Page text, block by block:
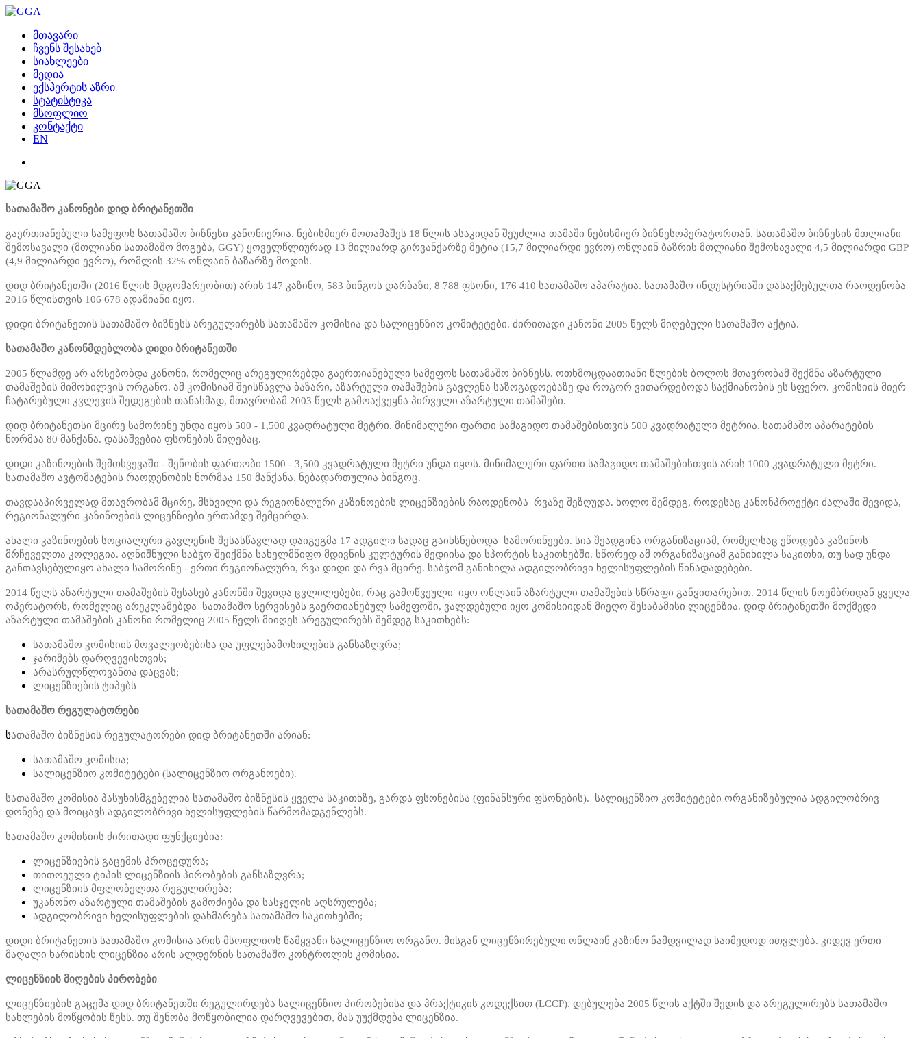
მთავარი
ჩვენს შესახებ
სიახლეები
მედია
ექსპერტის აზრი
სტატისტიკა
მსოფლიო
კონტაქტი
EN
სათამაშო კანონები დიდ ბრიტანეთში
გაერთიანებული სამეფოს სათამაშო ბიზნესი კანონიერია. ნებისმიერ მოთამაშეს 18 წლის ასაკიდან შეუძლია თამაში ნებისმიერ ბიზნესოპერატორთან. სათამაშო ბიზნესის მთლიანი
შემოსავალი (მთლიანი სათამაშო მოგება, GGY) ყოველწლიურად 13 მილიარდ გირვანქარზე მეტია (15,7 მილიარდი ევრო) ონლაინ ბაზრის მთლიანი შემოსავალი 4,5 მილიარდი GBP
(4,9 მილიარდი ევრო), რომლის 32% ონლაინ ბაზარზე მოდის.
დიდ ბრიტანეთში (2016 წლის მდგომარეობით) არის 147 კაზინო, 583 ბინგოს დარბაზი, 8 788 ფსონი, 176 410 სათამაშო აპარატია. სათამაშო ინდუსტრიაში დასაქმებულთა რაოდენობა
2016 წლისთვის 106 678 ადამიანი იყო.
დიდი ბრიტანეთის სათამაშო ბიზნესს არეგულირებს სათამაშო კომისია და სალიცენზიო კომიტეტები. ძირითადი კანონი 2005 წელს მიღებული სათამაშო აქტია.
სათამაშო კანონმდებლობა დიდი ბრიტანეთში
2005 წლამდე არ არსებობდა კანონი, რომელიც არეგულირებდა გაერთიანებული სამეფოს სათამაშო ბიზნესს. ოთხმოცდაათიანი წლების ბოლოს მთავრობამ შექმნა აზარტული
თამაშების მიმოხილვის ორგანო. ამ კომისიამ შეისწავლა ბაზარი, აზარტული თამაშების გავლენა საზოგადოებაზე და როგორ ვითარდებოდა საქმიანობის ეს სფერო. კომისიის მიერ
ჩატარებული კვლევის შედეგების თანახმად, მთავრობამ 2003 წელს გამოაქვეყნა პირველი აზარტული თამაშები.
დიდ ბრიტანეთსი მცირე სამორინე უნდა იყოს 500 - 1,500 კვადრატული მეტრი. მინიმალური ფართი სამაგიდო თამაშებისთვის 500 კვადრატული მეტრია. სათამაშო აპარატების
ნორმაა 80 მანქანა. დასაშვებია ფსონების მიღებაც.
დიდი კაზინოების შემთხვევაში - შენობის ფართობი 1500 - 3,500 კვადრატული მეტრი უნდა იყოს. მინიმალური ფართი სამაგიდო თამაშებისთვის არის 1000 კვადრატული მეტრი.
სათამაშო ავტომატების რაოდენობის ნორმაა 150 მანქანა. ნებადართულია ბინგოც.
თავდააპირველად მთავრობამ მცირე, მსხვილი და რეგიონალური კაზინოების ლიცენზიების რაოდენობა რვაზე შეზღუდა. ხოლო შემდეგ, როდესაც კანონპროექტი ძალაში შევიდა,
რეგიონალური კაზინოების ლიცენზიები ერთამდე შემცირდა.
ახალი კაზინოების სოციალური გავლენის შესასწავლად დაიგეგმა 17 ადგილი სადაც გაიხსნებოდა სამორინეები. სია შეადგინა ორგანიზაციამ, რომელსაც ეწოდება კაზინოს
მრჩეველთა კოლეგია. აღნიშნული საბჭო შეიქმნა სახელმწიფო მდივნის კულტურის მედიისა და სპორტის საკითხებში. სწორედ ამ ორგანიზაციამ განიხილა საკითხი, თუ სად უნდა
განთავსებულიყო ახალი სამორინე - ერთი რეგიონალური, რვა დიდი და რვა მცირე. საბჭომ განიხილა ადგილობრივი ხელისუფლების წინადადებები.
2014 წელს აზარტული თამაშების შესახებ კანონში შევიდა ცვლილებები, რაც გამოწვეული იყო ონლაინ აზარტული თამაშების სწრაფი განვითარებით. 2014 წლის ნოემბრიდან ყველა
ოპერატორს, რომელიც არეკლამებდა სათამაშო სერვისებს გაერთიანებულ სამეფოში, ვალდებული იყო კომისიიდან მიეღო შესაბამისი ლიცენზია. დიდ ბრიტანეთში მოქმედი
აზარტული თამაშების კანონი რომელიც 2005 წელს მიიღეს არეგულირებს შემდეგ საკითხებს:
სათამაშო კომისიის მოვალეობებისა და უფლებამოსილების განსაზღვრა;
ჯარიმებს დარღვევისთვის;
არასრულწლოვანთა დაცვას;
ლიცენზიების ტიპებს
სათამაშო რეგულატორები
სათამაშო ბიზნესის რეგულატორები დიდ ბრიტანეთში არიან:
სათამაშო კომისია;
სალიცენზიო კომიტეტები (სალიცენზიო ორგანოები).
სათამაშო კომისია პასუხისმგებელია სათამაშო ბიზნესის ყველა საკითხზე, გარდა ფსონებისა (ფინანსური ფსონების). სალიცენზიო კომიტეტები ორგანიზებულია ადგილობრივ
დონეზე და მოიცავს ადგილობრივი ხელისუფლების წარმომადგენლებს.
სათამაშო კომისიის ძირითადი ფუნქციებია:
ლიცენზიების გაცემის პროცედურა;
თითოეული ტიპის ლიცენზიის პირობების განსაზღვრა;
ლიცენზიის მფლობელთა რეგულირება;
უკანონო აზარტული თამაშების გამოძიება და სასჯელის აღსრულება;
ადგილობრივი ხელისუფლების დახმარება სათამაშო საკითხებში;
დიდი ბრიტანეთის სათამაშო კომისია არის მსოფლიოს წამყვანი სალიცენზიო ორგანო. მისგან ლიცენზირებული ონლაინ კაზინო ნამდვილად საიმედოდ ითვლება. კიდევ ერთი
მაღალი ხარისხის ლიცენზია არის ალდერნის სათამაშო კონტროლის კომისია.
ლიცენზიის მიღების პირობები
ლიცენზიების გაცემა დიდ ბრიტანეთში რეგულირდება სალიცენზიო პირობებისა და პრაქტიკის კოდექსით (LCCP). დებულება 2005 წლის აქტში შედის და არეგულირებს სათამაშო
სახლების მოწყობის წესს. თუ შენობა მოწყობილია დარღვევებით, მას უუქმდება ლიცენზია.